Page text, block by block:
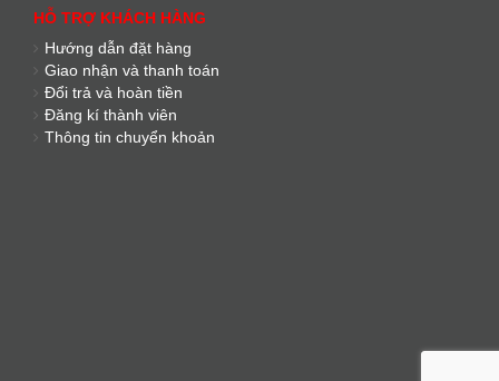
HỖ TRỢ KHÁCH HÀNG
Hướng dẫn đặt hàng
Giao nhận và thanh toán
Đổi trả và hoàn tiền
Đăng kí thành viên
Thông tin chuyển khoản